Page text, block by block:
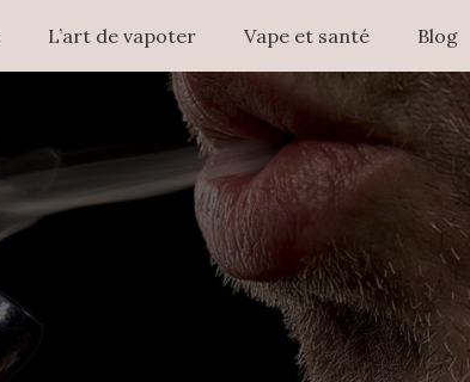
L’art de vapoter Vape et santé Blog